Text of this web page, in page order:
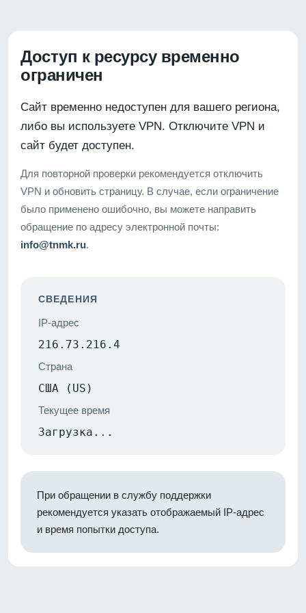
Доступ к ресурсу временно
ограничен
Сайт временно недоступен для вашего региона,
либо вы используете VPN. Отключите VPN и
сайт будет доступен.
Для повторной проверки рекомендуется отключить
VPN и обновить страницу. В случае, если ограничение
было применено ошибочно, вы можете направить
обращение по адресу электронной почты:
info@tnmk.ru.
СВЕДЕНИЯ
IP-адрес
216.73.216.4
Страна
США (US)
Текущее время
Загрузка...
При обращении в службу поддержки
рекомендуется указать отображаемый IP-адрес
и время попытки доступа.